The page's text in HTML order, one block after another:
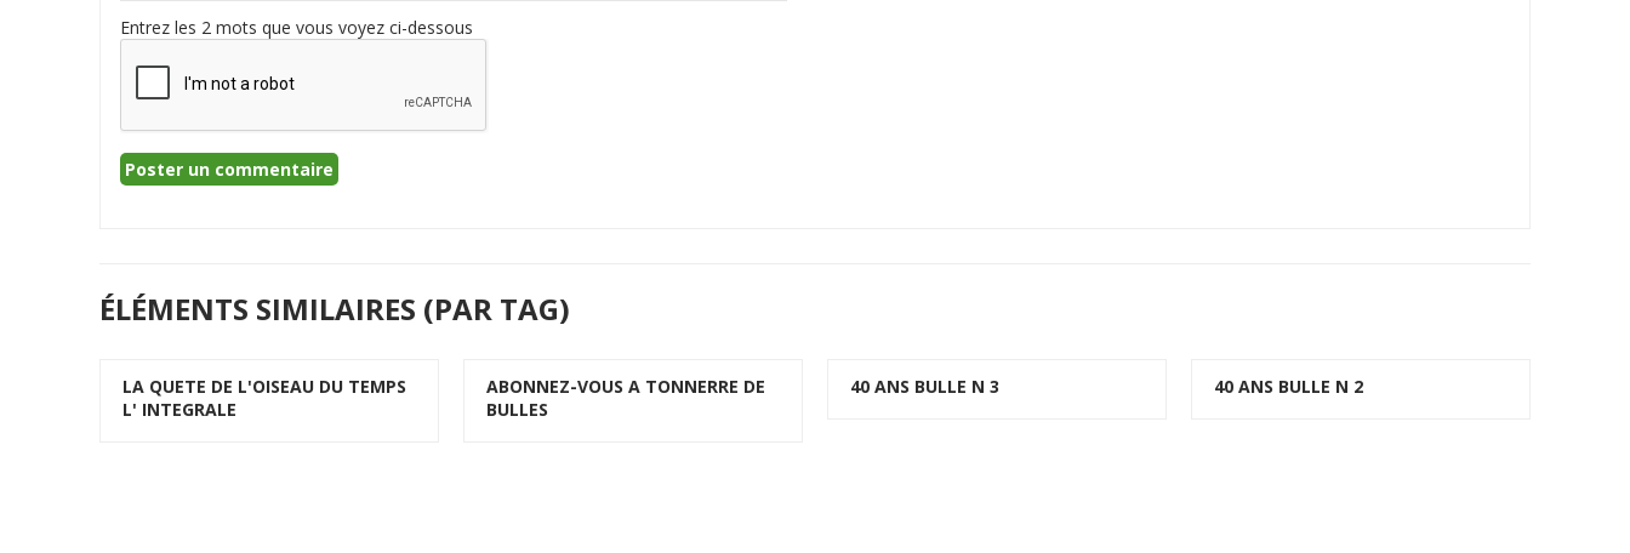
Entrez les 2 mots que vous voyez ci-dessous
ÉLÉMENTS SIMILAIRES (PAR TAG)
LA QUETE DE L'OISEAU DU TEMPS
L' INTEGRALE
ABONNEZ-VOUS A TONNERRE DE
BULLES
40 ANS BULLE N 3 40 ANS BULLE N 2